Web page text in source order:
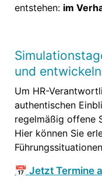
entstehen: im
und entwickeln
Um HR-
authentischen
regelmäßig offene
Hier können Sie
📅 Jetzt Termine